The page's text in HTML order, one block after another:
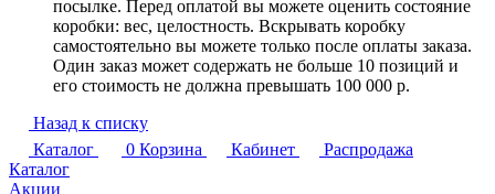
посылке. Перед оплатой вы можете оценить состояние
коробки: вес, целостность. Вскрывать коробку
самостоятельно вы можете только после оплаты заказа.
Один заказ может содержать не больше 10 позиций и
его стоимость не должна превышать 100 000 р.
Назад к списку
Каталог
0 Корзина Кабинет
Распродажа
Каталог
Акции